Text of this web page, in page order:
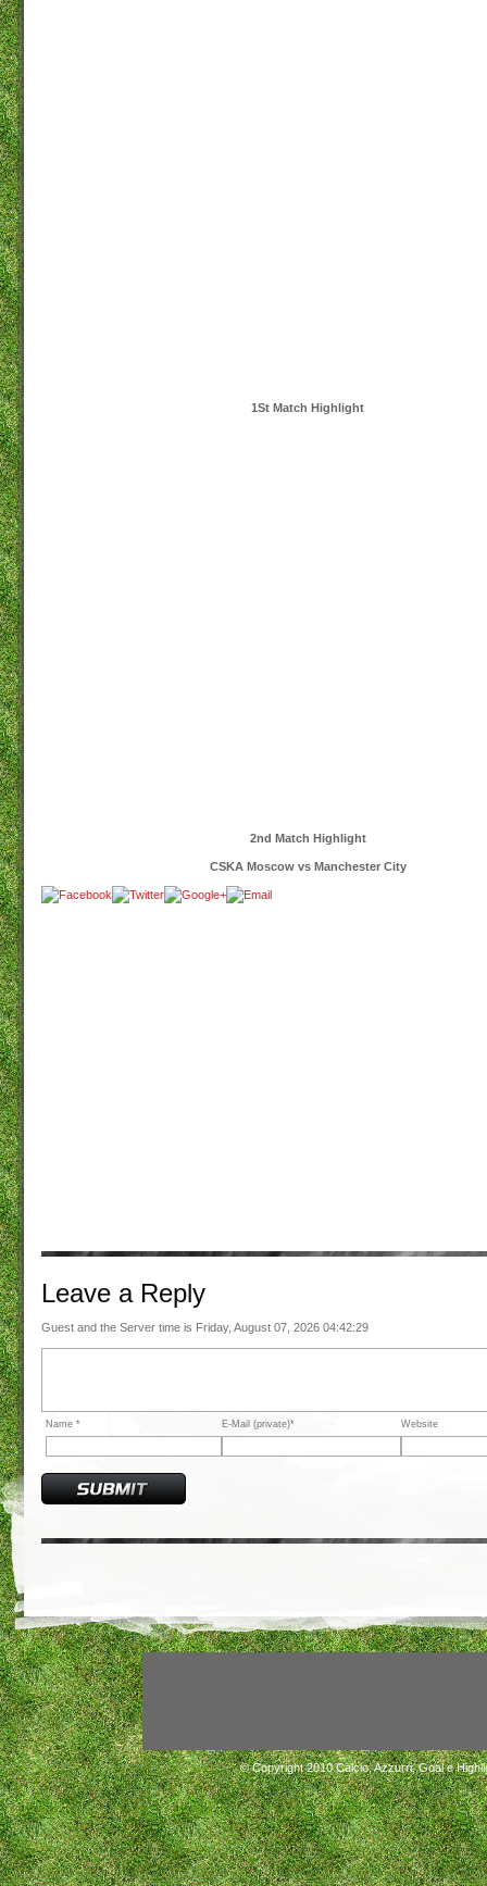
1St Match Highlight
2nd Match Highlight
CSKA Moscow vs Manchester City
Leave a Reply
Guest and the Server time is Friday, August 07, 2026 04:42:29
Name * E-Mail (private)* Website
© Copyright 2010Calcio, Azzurri, Goal e